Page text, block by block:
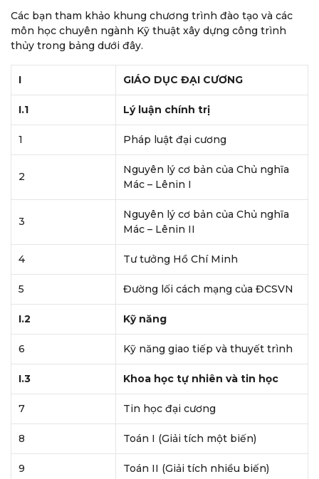
Các bạn tham khảo khung chương trình đào tạo và các
môn học chuyên ngành Kỹ thuật xây dựng công trình
thủy trong bảng dưới đây.
I GIÁO DỤC ĐẠI CƯƠNG
I.1 Lý luận chính trị
1 Pháp luật đại cương
2
Nguyên lý cơ bản của Chủ nghĩa
Mác – Lênin I
3
Nguyên lý cơ bản của Chủ nghĩa
Mác – Lênin II
4 Tư tưởng Hồ Chí Minh
5 Đường lối cách mạng của ĐCSVN
I.2 Kỹ năng
6 Kỹ năng giao tiếp và thuyết trình
I.3 Khoa học tự nhiên và tin học
7 Tin học đại cương
8 Toán I (Giải tích một biến)
9 Toán II (Giải tích nhiều biến)